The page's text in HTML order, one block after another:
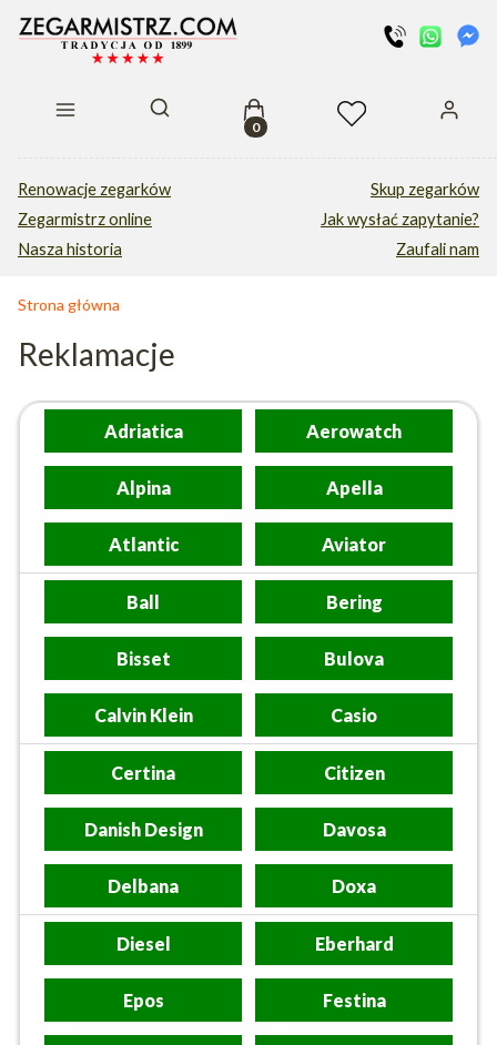
Otwórz wyszukiwarkęProdukty w koszyku: 0. Zobacz
Renowacje zegarków
Zegarmistrz online
Nasza historia
Skup zegarków
Jak wysłać zapytanie?
Zaufali nam
Strona główna
Reklamacje
Adriatica Aerowatch
Alpina Apella
Atlantic Aviator
Ball Bering
Bisset Bulova
Calvin Klein Casio
Certina Citizen
Danish Design Davosa
Delbana Doxa
Diesel Eberhard
Epos Festina